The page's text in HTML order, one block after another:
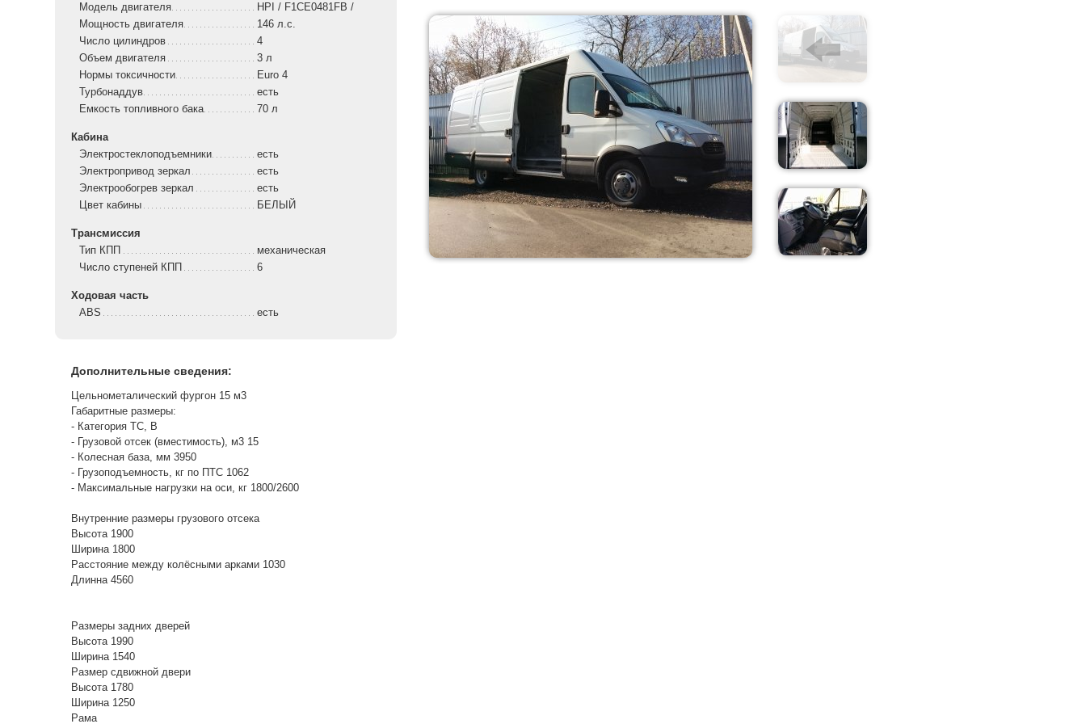
Модель двигателя
HPI / F1CE0481FB /
Мощность двигателя
146 л.с.
Число цилиндров
4
Объем двигателя
3 л
Нормы токсичности
Euro 4
Турбонаддув
есть
Емкость топливного бака
70 л
Кабина
Электростеклоподъемники
есть
Электропривод зеркал
есть
Электрообогрев зеркал
есть
Цвет кабины
БЕЛЫЙ
Трансмиссия
Тип КПП
механическая
Число ступеней КПП
6
Ходовая часть
ABS
есть
Дополнительные сведения:
Цельнометалический фургон 15 м3
Габаритные размеры:
- Категория ТС, В
- Грузовой отсек (вместимость), м3 15
- Колесная база, мм 3950
- Грузоподъемность, кг по ПТС 1062
- Максимальные нагрузки на оси, кг 1800/2600
Внутренние размеры грузового отсека
Высота 1900
Ширина 1800
Расстояние между колёсными арками 1030
Длинна 4560
Размеры задних дверей
Высота 1990
Ширина 1540
Размер сдвижной двери
Высота 1780
Ширина 1250
Рама